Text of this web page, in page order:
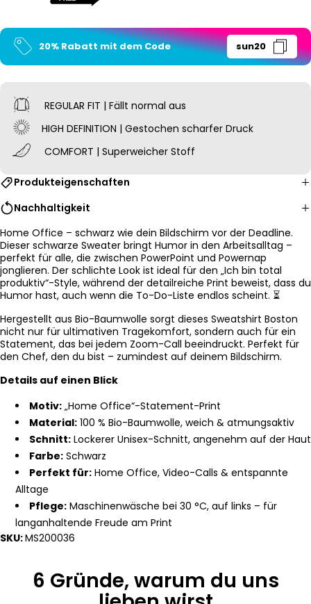
20% Rabatt mit dem Code sun20
REGULAR FIT | Fällt normal aus
HIGH DEFINITION | Gestochen scharfer Druck
COMFORT | Superweicher Stoff
Produkteigenschaften
Nachhaltigkeit
Home Office – schwarz wie dein Bildschirm vor der Deadline.
Dieser schwarze Sweater bringt Humor in den Arbeitsalltag –
perfekt für alle, die zwischen PowerPoint und Powernap
jonglieren. Der schlichte Look ist ideal für den „Ich bin total
produktiv“-Style, während der detailreiche Print beweist, dass du
Humor hast, auch wenn die To-Do-Liste endlos scheint. ⏳
Hergestellt aus Bio-Baumwolle sorgt dieses Sweatshirt Boston
nicht nur für ultimativen Tragekomfort, sondern auch für ein
Statement, das bei jedem Zoom-Call beeindruckt. Perfekt für
den Chef, den du bist – zumindest auf deinem Bildschirm.
Details auf einen Blick
Motiv: „Home Office“-Statement-Print
Material: 100 % Bio-Baumwolle, weich & atmungsaktiv
Schnitt: Lockerer Unisex-Schnitt, angenehm auf der Haut
Farbe: Schwarz
Perfekt für: Home Office, Video-Calls & entspannte
Alltage
Pflege: Maschinenwäsche bei 30 °C, auf links – für
langanhaltende Freude am Print
SKU:MS200036
6 Gründe, warum du uns